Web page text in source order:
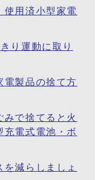
使用済小型家電
り運動に取り
電製品の捨て方
みで捨てると火
充電式電池・ボ
を減らしましょ